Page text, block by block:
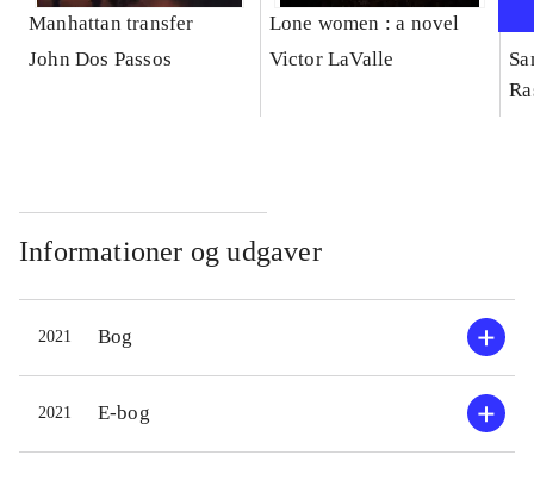
Manhattan transfer
John Dos Passos
Lone women : a novel
Victor LaValle
Informationer og udgaver
2021 Bog
2021 E-bog